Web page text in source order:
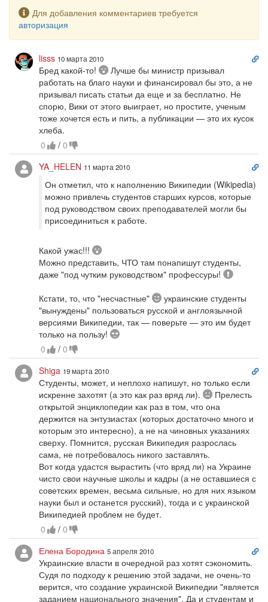
Предупреждение
Для добавления комментариев требуется
авторизация
lisss 10 марта 2010
Бред какой-то! Удивлённо
Лучше бы министр призывал
работать на благо науки и финансировал бы это, а не
призывал писать статьи да еще и за бесплатно. Не
спорю, Вики от этого выиграет, но простите, ученым
тоже хочется есть и пить, а публикации — это их кусок
хлеба.
0
/ 0
YA_HELEN 11 марта 2010
Он отметил, что к наполнению Википедии (Wikipedia)
можно привлечь студентов старших курсов, которые
под руководством своих преподавателей могли бы
присоединиться к работе.
Какой ужас!!!
Удивлённо
Можно представить, ЧТО там понапишут студенты,
даже "под чутким руководством" профессуры!
Кстати, то, что "несчастные" Шутливо
украинские студенты
"вынуждены" пользоваться русской и англоязычной
версиями Википедии, так — поверьте — это им будет
только на пользу!
Смущённо
0
/ 0
Shiga 19 марта 2010
Студенты, может, и неплохо напишут, но только если
искренне захотят (а это как раз вряд ли).
Скептически
Прелесть
открытой энциклопедии как раз в том, что она
держится на энтузиастах (которых достаточно много и
которым это интересно), а не на чиновных указаниях
сверху. Помнится, русская Википедия разрослась
сама, не потребовалось никого заставлять.
Вот когда удастся вырастить (что вряд ли) на Украине
чисто свои научные школы и кадры (а не оставшиеся с
советских времен, весьма сильные, но для них языком
науки был и останется русский), тогда и с украинской
Википедией проблем не будет.
0
/ 0
Елена Бородина 5 апреля 2010
Украинские власти в очередной раз хотят сэкономить.
Судя по подходу к решению этой задачи, не очень-то
верится, что создание украинской Википедии "является
заданием национального значения". Да и студентам и